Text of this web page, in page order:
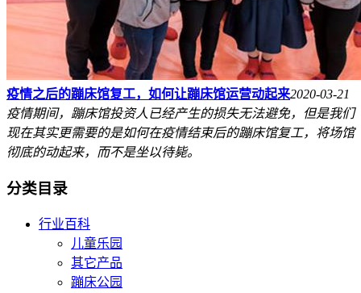
疫情之后的蹦床馆复工，如何让蹦床馆运营动起来2020-03-21
疫情期间，蹦床馆投资人已经产生的损失无法避免，但是我们
现在其实更需要的是如何在疫情结束后的蹦床馆复工，将场馆
彻底的动起来，而不是坐以待毙。
分类目录
行业百科
儿童乐园
其它产品
蹦床公园